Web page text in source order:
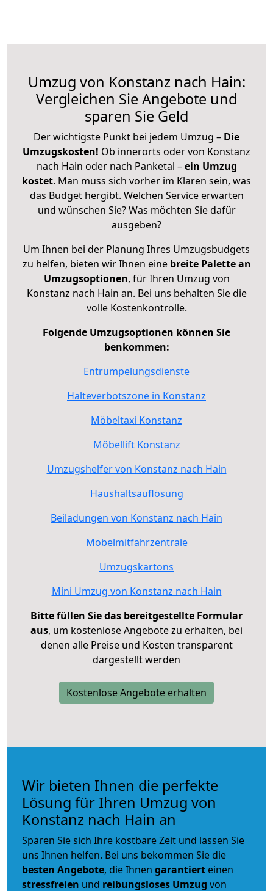
Umzug von Konstanz nach Hain:
Vergleichen Sie Angebote und
sparen Sie Geld
Der wichtigste Punkt bei jedem Umzug – Die
Umzugskosten! Ob innerorts oder von Konstanz
nach Hain oder nach Panketal –ein Umzug
kostet. Man muss sich vorher im Klaren sein, was
das Budget hergibt. Welchen Service erwarten
und wünschen Sie? Was möchten Sie dafür
ausgeben?
Um Ihnen bei der Planung Ihres Umzugsbudgets
zu helfen, bieten wir Ihnen eine breite Palette an
Umzugsoptionen, für Ihren Umzug von
Konstanz nach Hain an. Bei uns behalten Sie die
volle Kostenkontrolle.
Folgende Umzugsoptionen können Sie
benkommen:
Entrümpelungsdienste
Halteverbotszone in Konstanz
Möbeltaxi Konstanz
Möbellift Konstanz
Umzugshelfer von Konstanz nach Hain
Haushaltsauflösung
Beiladungen von Konstanz nach Hain
Möbelmitfahrzentrale
Umzugskartons
Mini Umzug von Konstanz nach Hain
Bitte füllen Sie das bereitgestellte Formular
aus, um kostenlose Angebote zu erhalten, bei
denen alle Preise und Kosten transparent
dargestellt werden
Kostenlose Angebote erhalten
Wir bieten Ihnen die perfekte
Lösung für Ihren Umzug von
Konstanz nach Hain an
Sparen Sie sich Ihre kostbare Zeit und lassen Sie
uns Ihnen helfen. Bei uns bekommen Sie die
besten Angebote, die Ihnen garantiert einen
stressfreien und reibungsloses Umzug von